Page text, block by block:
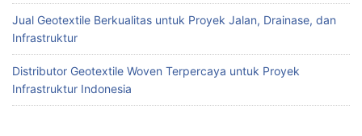
Jual Geotextile Berkualitas untuk Proyek Jalan, Drainase, dan
Infrastruktur
Distributor Geotextile Woven Terpercaya untuk Proyek
Infrastruktur Indonesia